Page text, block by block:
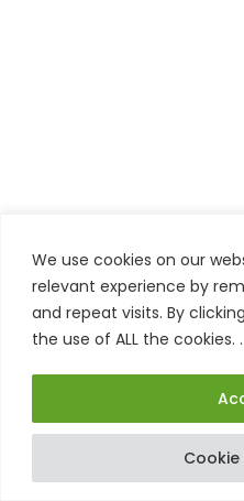
We use cookies on our
relevant experience by
and repeat visits. By
the use of ALL the cookies. .